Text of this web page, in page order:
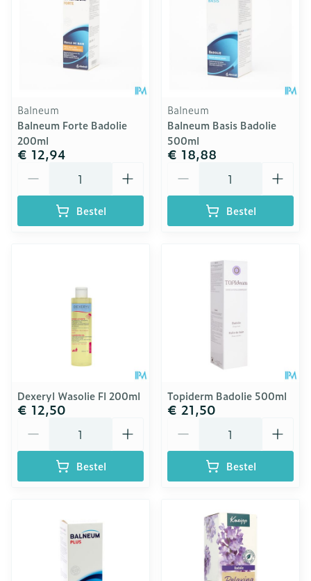
Balneum
Balneum Forte Badolie
200ml
€ 12,94
Bestel
Balneum
Balneum Basis Badolie
500ml
€ 18,88
Bestel
Dexeryl Wasolie Fl 200ml
€ 12,50
Bestel
Topiderm Badolie 500ml
€ 21,50
Bestel